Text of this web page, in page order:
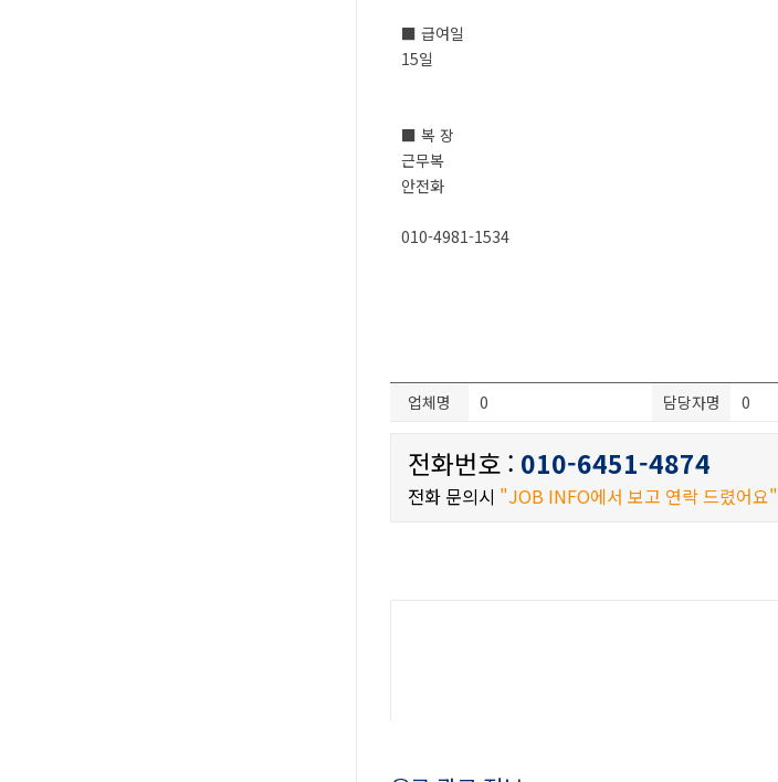
■ 급여일
15일
■ 복 장
근무복
안전화
010-4981-1534
업체명 0 담당자명 0
전화번호 : 010-6451-4874
전화 문의시 "JOB INFO에서 보고 연락 드렸어요"